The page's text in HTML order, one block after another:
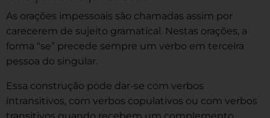
As orações impessoais são chamadas assim por
carecerem de sujeito gramatical. Nestas orações, a
forma “se” precede sempre um verbo em terceira
pessoa do singular.
Essa construção pode dar-se com verbos
intransitivos, com verbos copulativos ou com verbos